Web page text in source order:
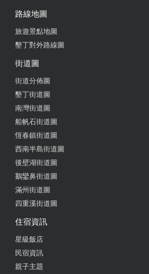
炒飯份量超多，蛤仔湯煮得粒粒
用料實在新鮮份量也不漏氣 炒飯
日後會再光顧的店
直接掃桌上QR Code就能線上點
口支付、LINE Pay)，實在方便。
路線地圖
旅遊景點地圖
墾丁對外路線圖
街道圖
街道分佈圖
墾丁街道圖
南灣街道圖
船帆石街道圖
恆春鎮街道圖
西南半島街道圖
後壁湖街道圖
鵝鑾鼻街道圖
滿州街道圖
四重溪街道圖
住宿資訊
星級飯店
民宿資訊
親子主題